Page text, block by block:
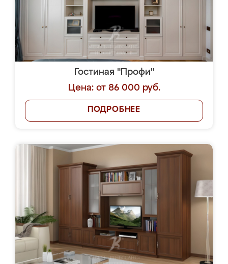
Гостиная "Профи"
Цена: от 86 000 руб.
ПОДРОБНЕЕ